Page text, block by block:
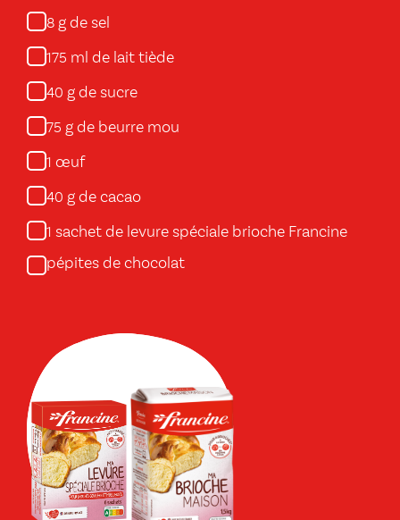
8 g de sel
175 ml de lait tiède
40 g de sucre
75 g de beurre mou
1 œuf
40 g de cacao
1 sachet de levure spéciale brioche Francine
pépites de chocolat